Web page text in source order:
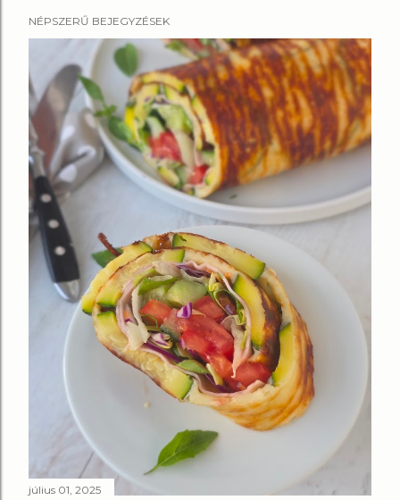
NÉPSZERŰ BEJEGYZÉSEK
július 01, 2025